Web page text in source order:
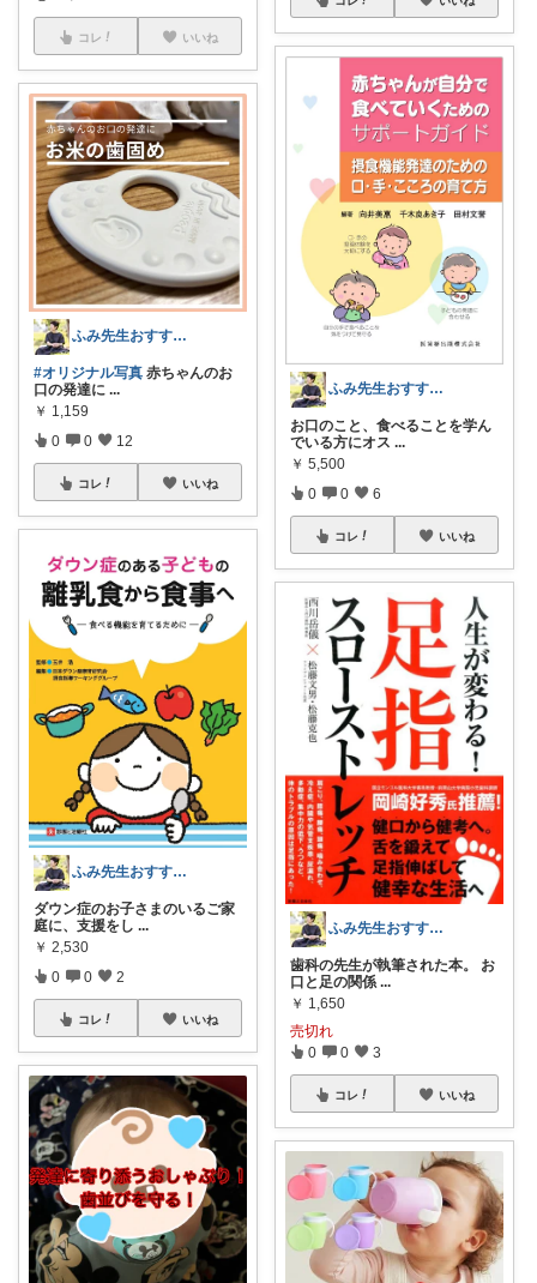
コレ いいね
ふみ先生おすすめ 赤ちゃん 育児 発達
#オリジナル写真 赤ちゃんのお
口の発達に ...
￥ 1,159
0 0 12
コレ いいね
ふみ先生おすすめ 赤ちゃん 育児 発達
ダウン症のお子さまのいるご家
庭に、支援をし ...
￥ 2,530
0 0 2
コレ いいね
ふみ先生おすすめ 赤ちゃん 育児 発達
お口のこと、食べることを学ん
でいる方にオス ...
￥ 5,500
0 0 6
コレ いいね
ふみ先生おすすめ 赤ちゃん 育児 発達
歯科の先生が執筆された本。 お
口と足の関係 ...
￥ 1,650
売切れ
0 0 3
コレ いいね